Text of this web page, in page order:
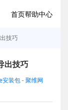
首页帮助中心
技巧
出技巧
装包 - 聚维网